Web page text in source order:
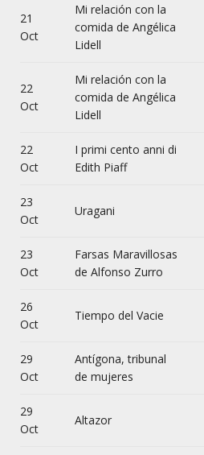
21
Oct
Mi relación con la
comida de Angélica
Lidell
22
Oct
Mi relación con la
comida de Angélica
Lidell
22
Oct
I primi cento anni di
Edith Piaff
23
Oct
Uragani
23
Oct
Farsas Maravillosas
de Alfonso Zurro
26
Oct
Tiempo del Vacie
29
Oct
Antígona, tribunal
de mujeres
29
Oct
Altazor